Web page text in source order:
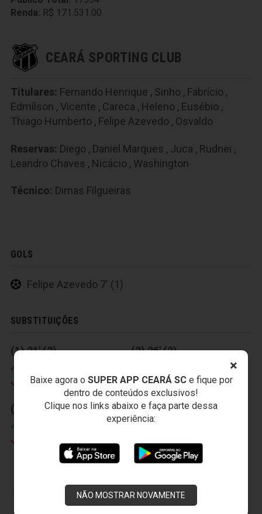
×
Baixe agora o SUPER APP CEARÁ SCe fique por
dentro de conteúdos exclusivos!
Clique nos links abaixo e faça parte dessa
experiência:
NÃO MOSTRAR NOVAMENTE
Renda: R$ 171.531.00
CEARÁ SPORTING CLUB
Titulares: Fernando Henrique , Sinho , Fabrício ,
Edmílson , Vicente , Careca , Heleno , Eusébio ,
Thiago Humberto , Felipe Azevedo , Osvaldo
Reservas: Diego , Daniel Marques , Juca , Rudnei ,
Leandro Chaves , Nicácio , Washington
Técnico: Dimas Filgueiras
GOLS
Felipe Azevedo 7' (1)
SUBSTITUIÇÕES
(1) 21' (2)
Sinho
(2) 26' (2)
Felipe Azevedo
(3) 34' (2)
FLUMINENSE FOOTBALL CLUB